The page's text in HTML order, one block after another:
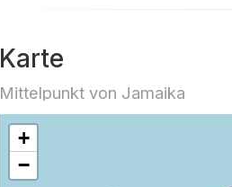
Karte
Mittelpunkt von Jamaika
+
−